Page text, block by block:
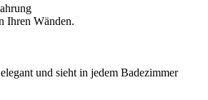
Ihren Wänden.
und sieht in jedem Badezimmer